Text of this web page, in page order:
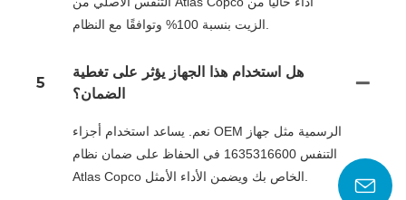
الزيت بنسبة 100% وتوافقًا مع النظام.
5
هل استخدام هذا الجهاز يؤثر على تغطية
الضمان؟
نعم. يساعد استخدام أجزاء OEM الرسمية مثل جهاز
التنفس 1635316600 في الحفاظ على ضمان نظام